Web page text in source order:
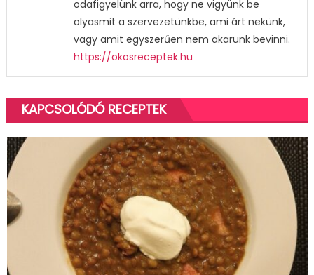
odafigyelünk arra, hogy ne vigyünk be
olyasmit a szervezetünkbe, ami árt nekünk,
vagy amit egyszerűen nem akarunk bevinni.
https://okosreceptek.hu
KAPCSOLÓDÓ RECEPTEK